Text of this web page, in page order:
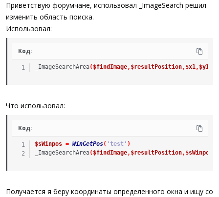
а
Приветствую форумчане, использовал _ImageSearch решил
изменить область поиска.
Использовал:
Код:
_ImageSearchArea( $findImage, $resultPosition, $x1, $y1
Что использовал:
Код:
$sWinpos = WinGetPos( 'test' )
_ImageSearchArea( $findImage, $resultPosition, $sWinpos
Получается я беру координаты определенного окна и ищу со